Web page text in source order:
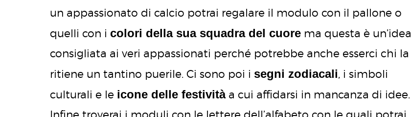
un appassionato di calcio potrai regalare il modulo con il pallone o
quelli con i colori della sua squadra del cuore ma questa è un’idea
consigliata ai veri appassionati perché potrebbe anche esserci chi la
ritiene un tantino puerile. Ci sono poi i segni zodiacali, i simboli
culturali e le icone delle festivitàa cui affidarsi in mancanza di idee.